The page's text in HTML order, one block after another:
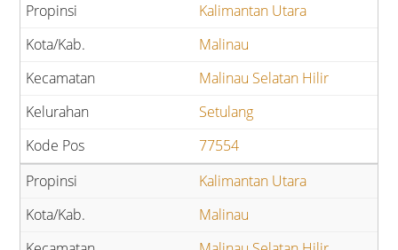
Kalimantan Utara
Malinau
Malinau Selatan Hilir
Setulang
77554
Kalimantan Utara
Malinau